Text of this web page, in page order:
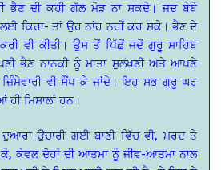
ਭੈਣ ਦੀ ਕਹੀ ਗੱਲ ਮੋੜ ਨਾ ਸਕਦੇ। ਜਦ ਬੇਬੇ
ਕਿਹਾ- ਤਾਂ ਉਹ ਨਾਂਹ ਨਹੀਂ ਕਰ ਸਕੇ। ਭੈਣ ਦੇ
ਵੀ ਕੀਤੀ। ਉਸ ਤੋਂ ਪਿੱਛੋਂ ਜਦੋਂ ਗੁਰੂੁ ਸਾਹਿਬ
ਭੈਣ ਨਾਨਕੀ ਨੂੰ ਮਾਤਾ ਸੁਲੱਖਣੀ ਅਤੇ ਆਪਣੇ
ਜ਼ਿੰਮੇਵਾਰੀ ਵੀ ਸੌਂਪ ਕੇ ਜਾਂਦੇ। ਇਹ ਸਭ ਗੁਰੂ ਘਰ
ਮਿਸਾਲਾਂ ਹਨ।
ਉਚਾਰੀ ਗਈ ਬਾਣੀ ਵਿੱਚ ਵੀ, ਮਰਦ ਤੇ
ਕੇਵਲ ਦੋਹਾਂ ਦੀ ਆਤਮਾ ਨੂੰ ਜੀਵ-ਆਤਮਾ ਨਾਲ